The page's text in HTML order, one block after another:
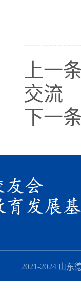
上一
交流
下一
2021-2024 山东